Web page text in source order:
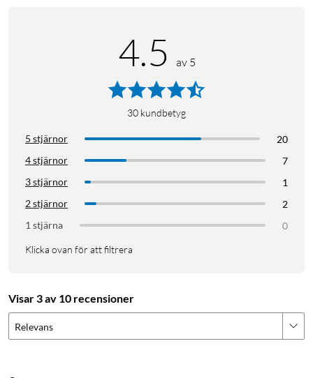
4.5 av 5
30 kundbetyg
5 stjärnor
20
4 stjärnor
7
3 stjärnor
1
2 stjärnor
2
1 stjärna
0
Klicka ovan för att filtrera
Visar 3 av 10 recensioner
Relevans